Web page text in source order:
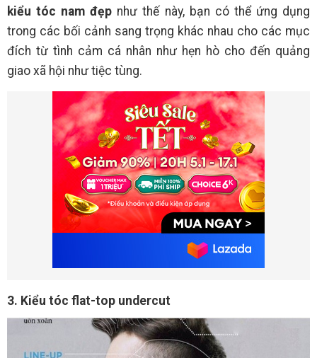
kiểu tóc nam đẹp như thế này, bạn có thể ứng dụng
trong các bối cảnh sang trọng khác nhau cho các mục
đích từ tình cảm cá nhân như hẹn hò cho đến quảng
giao xã hội như tiệc tùng.
3. Kiểu tóc flat-top undercut